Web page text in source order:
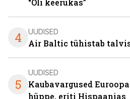
“Oli keerukas”
4 UUDISED
Air Baltic tühistab
5
UUDISED
Kaubavargused
hüppe, eriti Hispaanias